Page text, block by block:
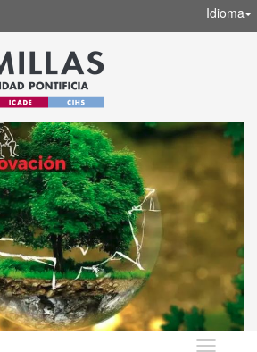
Idioma
Idioma